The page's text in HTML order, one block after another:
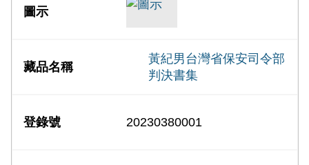
黃紀男台灣省保安司令部
判決書集
20230380001